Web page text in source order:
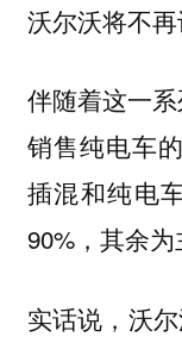
沃尔沃将不再
伴随着这一
销售纯电车
插混和纯电
90%，其余为
实话说，沃